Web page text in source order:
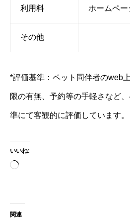
利用料 ホームペー
その他
*評価基準：ペット同伴者のweb
限の有無、予約等の手軽さなど
準にて客観的に評価しています。
いいね:
読
関連